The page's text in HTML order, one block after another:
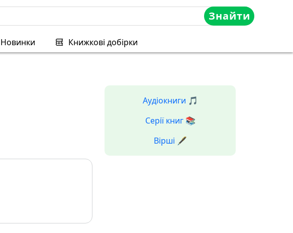
Знайти
Новинки Книжкові добірки
Аудіокниги 🎵
Серії книг 📚
Вірші 🖋️